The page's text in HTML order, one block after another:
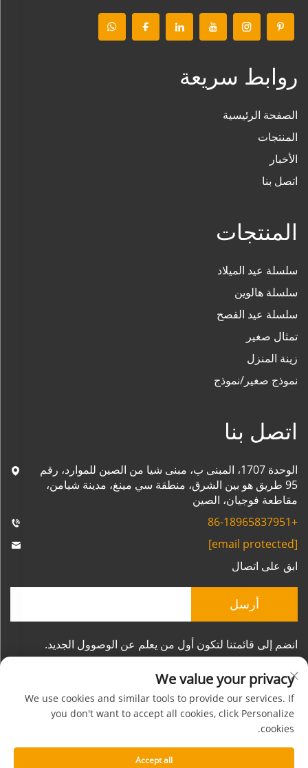
روابط سريعة
الصفحة الرئيسية
المنتجات
الأخبار
اتصل بنا
المنتجات
سلسلة عيد الميلاد
سلسلة هالوين
سلسلة عيد الفصح
تمثال صغير
زينة المنزل
نموذج صغير/نموذج
اتصل بنا
الوحدة 1707، المبنى ب، مبنى شيا من الصين للموارد، رقم
95 طريق هو بين الشرق، منطقة سي مينغ، مدينة شيامن،
مقاطعة فوجيان، الصين
+86-18965837951
[email protected]
ابق على اتصال
أرسل
انضم إلى قائمتنا لتكون أول من يعلم عن الوصوول الجديد.
حقوق الطبع والنشر © شركة شيامن مورنسون للصناعات
المحدودة. جميع الحقوق محفوظة
We value your privacy
We use cookies and similar tools to provide our services. If
you don't want to accept all cookies, click Personalize
cookies.
Accept all